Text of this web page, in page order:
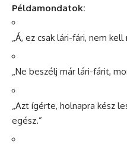
Példamondatok:
„Á, ez csak lári-fári, nem
„Ne beszélj már lári-fárit,
„Azt ígérte, holnapra kész
egész.”